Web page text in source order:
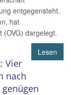
entgegensteht.
hat
(OVG) dargelegt.
Lesen
Vier
nach